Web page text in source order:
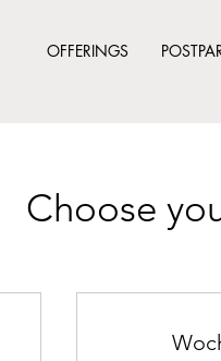
OFFERINGS
Choose